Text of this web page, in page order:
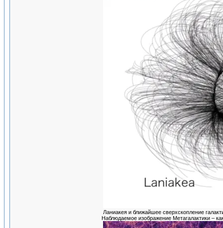
Ланиакея и ближайшее сверхскопление
Наблюдаемое изображение Метагалактики –